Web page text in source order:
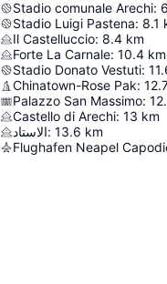
Stadio comunale Arechi:
Stadio Luigi Pastena: 8.1
Il Castelluccio: 8.4 km
Forte La Carnale: 10.4 km
Stadio Donato Vestuti:
Chinatown-Rose Pak:
Palazzo San Massimo:
Castello di Arechi: 13 km
الاستاد: 13.6 km
Flughafen Neapel